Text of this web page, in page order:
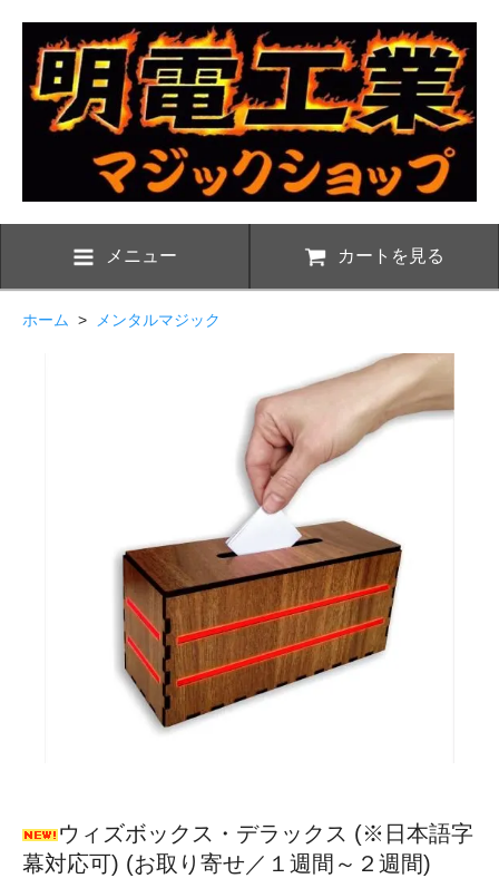
メニュー カートを見る
ホーム > メンタルマジック
ウィズボックス・デラックス (※日本語字
幕対応可) (お取り寄せ／１週間～２週間)